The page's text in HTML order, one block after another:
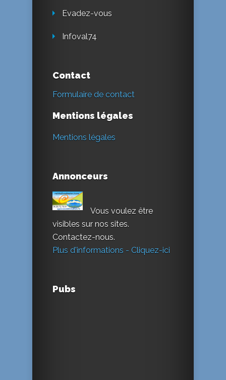
Evadez-vous
Infoval74
Contact
Formulaire de contact
Mentions légales
Mentions légales
Annonceurs
Vous voulez être
visibles sur nos sites.
Contactez-nous.
Plus d'informations - Cliquez-ici
Pubs